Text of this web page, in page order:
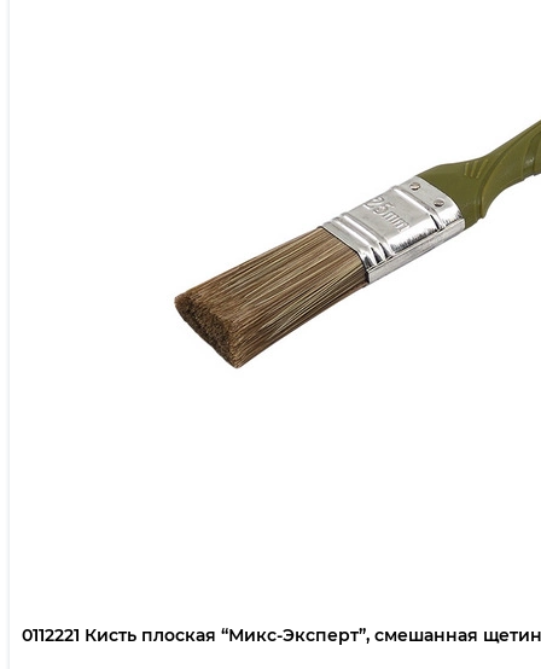
0112221 Кисть плоская “Микс-Эксперт”, смешанная